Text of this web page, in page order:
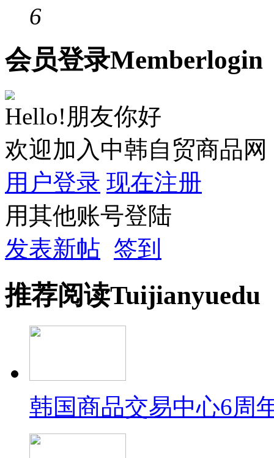
6
会员登录Memberlogin
Hello!朋友你好
欢迎加入中韩自贸商品网
用户登录 现在注册
用其他账号登陆
发表新帖 签到
推荐阅读Tuijianyuedu
韩国商品交易中心6周